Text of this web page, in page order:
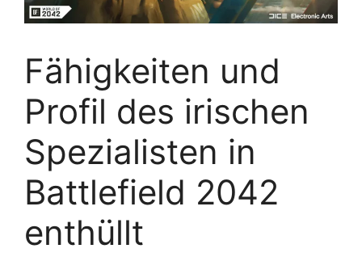
Fähigkeiten und
Profil des irischen
Spezialisten in
Battlefield 2042
enthüllt